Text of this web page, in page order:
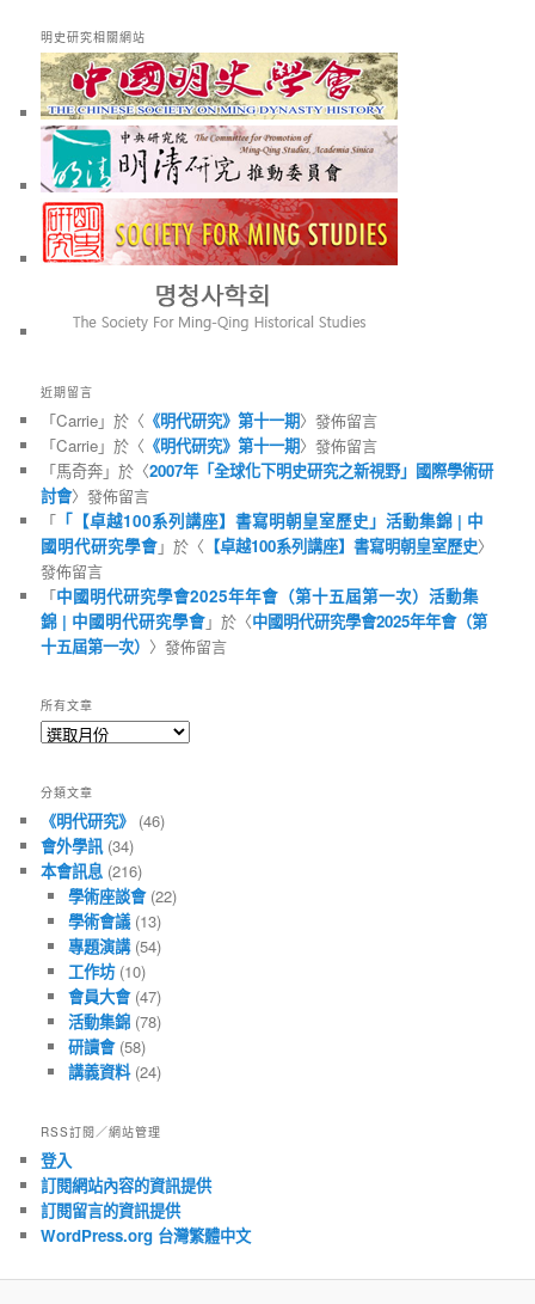
明史研究相關網站
近期留言
「Carrie」於〈 《明代研究》第十一期〉發佈留言
「Carrie」於〈 《明代研究》第十一期〉發佈留言
「馬奇奔」於〈2007年「全球化下明史研究之新視野」國際學術研
討會〉發佈留言
「 「【卓越100系列講座】書寫明朝皇室歷史」活動集錦 | 中
國明代研究學會」於〈 【卓越100系列講座】書寫明朝皇室歷史〉
發佈留言
「中國明代研究學會2025年年會（第十五屆第一次）活動集
錦 | 中國明代研究學會」於〈中國明代研究學會2025年年會（第
十五屆第一次） 〉發佈留言
所有文章
所
章
分類文章
《明代研究》 (46)
會外學訊(34)
本會訊息 (216)
學術座談會(22)
學術會議(13)
專題演講(54)
工作坊(10)
會員大會(47)
活動集錦(78)
研讀會(58)
講義資料(24)
RSS訂閱／網站管理
登入
訂閱網站內容的資訊提供
訂閱留言的資訊提供
WordPress.org 台灣繁體中文